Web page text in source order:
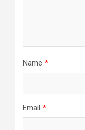
Name *
Email *